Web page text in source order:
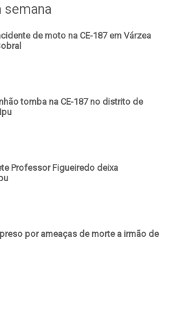
semana
de moto na CE-187 em Várzea
tomba na CE-187 no distrito de
Professor Figueiredo deixa
por ameaças de morte a irmão de